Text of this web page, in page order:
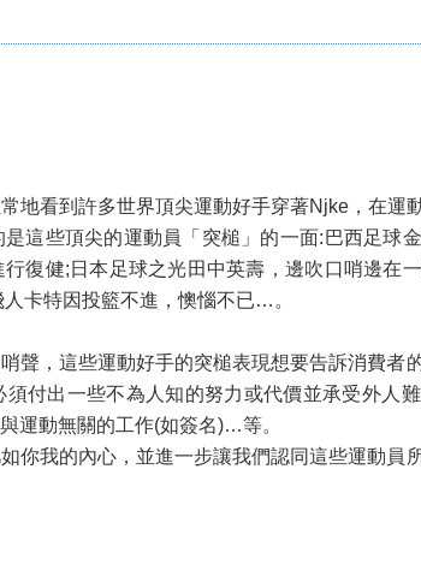
地看到許多世界頂尖運動好手穿著Njke，在運
這些頂尖的運動員「突槌」的一面:巴西足球
復健;日本足球之光田中英壽，邊吹口哨邊在
卡特因投籃不進，懊惱不已…。
聲，這些運動好手的突槌表現想要告訴消費者
付出一些不為人知的努力或代價並承受外人
運動無關的工作(如簽名)…等。
你我的內心，並進一步讓我們認同這些運動員